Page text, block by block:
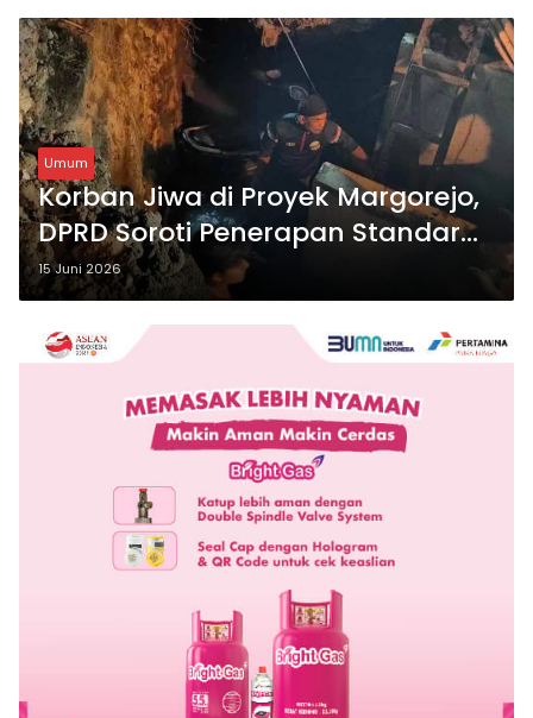
Umum
Korban Jiwa di Proyek Margorejo,
DPRD Soroti Penerapan Standar
Keselamatan
15 Juni 2026